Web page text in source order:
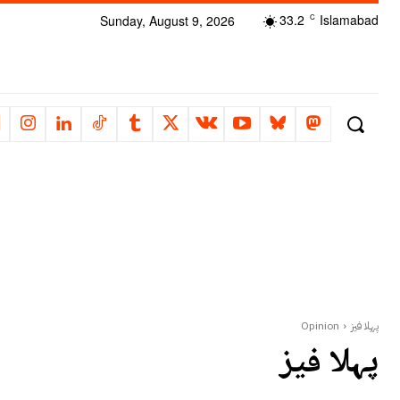
33.2 C Islamabad
Sunday, August 9, 2026
Opinion پہلا فیز
پہلا فیز